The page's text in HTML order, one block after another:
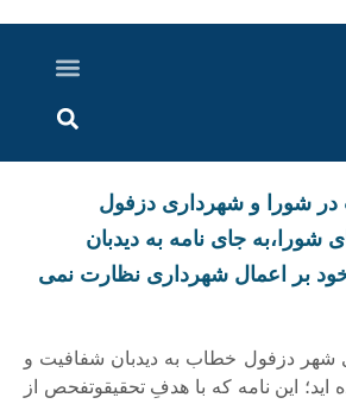
در شورا و شهرداری دزفول
جای نامه به دیدبان
بر اعمال شهرداری نظارت نمی
شهر دزفول خطاب به دیدبان شفافیت و
این نامه که با هدفِ تحقیقوتفحص از